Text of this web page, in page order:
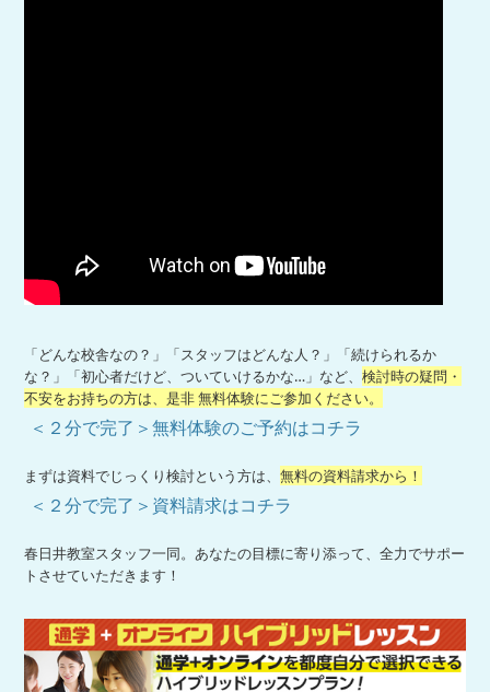
「どんな校舎なの？」「スタッフはどんな人？」「続けられるか
な？」「初心者だけど、ついていけるかな…」など、検討時の疑問・
不安をお持ちの方は、是非 無料体験にご参加ください。
＜２分で完了＞無料体験のご予約はコチラ
まずは資料でじっくり検討という方は、無料の資料請求から！
＜２分で完了＞資料請求はコチラ
春日井教室スタッフ一同。あなたの目標に寄り添って、全力でサポー
トさせていただきます！